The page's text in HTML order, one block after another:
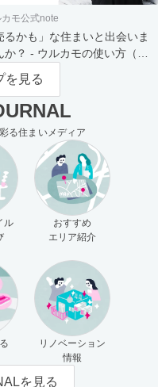
カモ公式note
るかも」な住まいと出会いま
か？ - ウルカモの使い方（買
ま向け）
を見る
る住まいメディア
ル
おすすめ
エリア紹介
リノベーション
情報
を見る